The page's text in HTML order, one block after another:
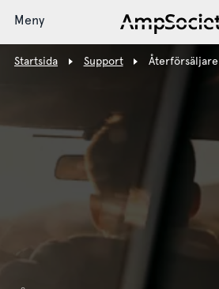
Meny
Installation
Startsida Support Återförsäljare